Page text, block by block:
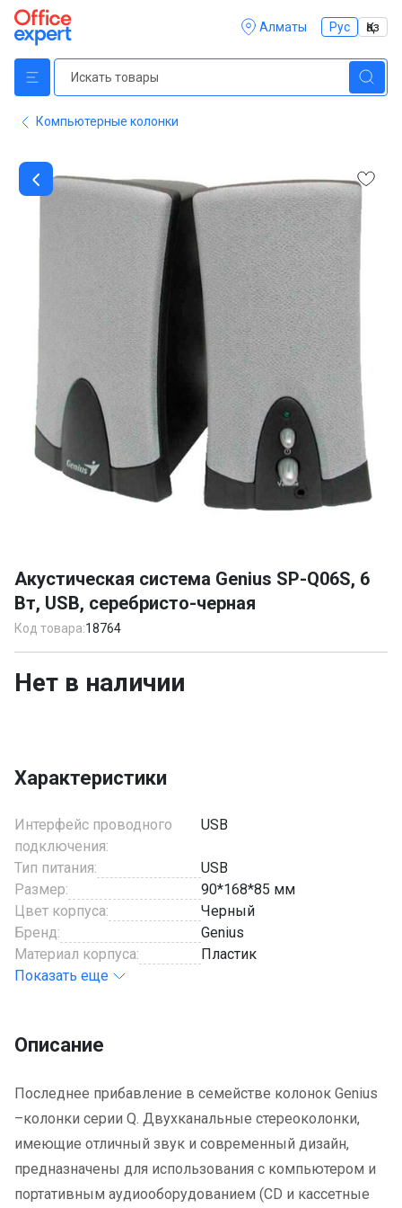
Алматы Рус Қаз
Компьютерные колонки
of
1
Акустическая система Genius SP-Q06S, 6
Вт, USB, серебристо-черная
Код товара:18764
Нет в наличии
Характеристики
Интерфейс проводного
подключения:
USB
Тип питания:
USB
Размер:
90*168*85 мм
Цвет корпуса:
Черный
Бренд:
Genius
Материал корпуса:
Пластик
Показать еще
Описание
Последнее прибавление в семействе колонок Genius
–колонки серии Q. Двухканальные стереоколонки,
имеющие отличный звук и современный дизайн,
предназначены для использования с компьютером и
портативным аудиооборудованием (CD и кассетные